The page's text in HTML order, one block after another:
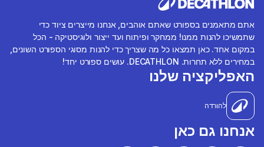
אתם מתאמנים בספורט שאתם אוהבים, אנחנו מייצרים ציוד כדי
שתמשיכו להנות ממנו! ממחקר ופיתוח ועד ייצור ולוגיסטיקה - הכל
במקום אחד. כאן תמצאו כל מה שצריך כדי להנות מסוגי הספורט השונים,
במחירים ללא תחרות. DECATHLON. עושים ספורט יחד!
האפליקציה שלנו
להורדה
אנחנו גם כאן